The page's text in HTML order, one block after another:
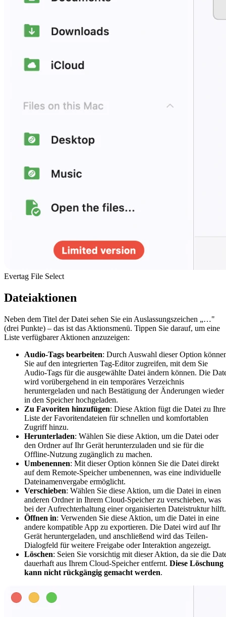
Evertag File Select
Dateiaktionen
Neben dem Titel der Datei sehen Sie ein Auslassungszeichen „…"
(drei Punkte) – das ist das Aktionsmenü. Tippen Sie darauf, um eine
Liste verfügbarer Aktionen anzuzeigen:
Audio-Tags bearbeiten: Durch Auswahl dieser Option
Sie auf den integrierten Tag-Editor zugreifen, mit dem Sie
Audio-Tags für die ausgewählte Datei ändern können. Die
wird vorübergehend in ein temporäres Verzeichnis
heruntergeladen und nach Bestätigung der Änderungen wieder
in den Speicher hochgeladen.
Zu Favoriten hinzufügen: Diese Aktion fügt die Datei zu
Liste der Favoritendateien für schnellen und komfortablen
Zugriff hinzu.
Herunterladen: Wählen Sie diese Aktion, um die Datei oder
den Ordner auf Ihr Gerät herunterzuladen und sie für die
Offline-Nutzung zugänglich zu machen.
Umbenennen: Mit dieser Option können Sie die Datei direkt
auf dem Remote-Speicher umbenennen, was eine individuelle
Dateinamenvergabe ermöglicht.
Verschieben: Wählen Sie diese Aktion, um die Datei in einen
anderen Ordner in Ihrem Cloud-Speicher zu verschieben, was
bei der Aufrechterhaltung einer organisierten Dateistruktur hilft.
Öffnen in: Verwenden Sie diese Aktion, um die Datei in eine
andere kompatible App zu exportieren. Die Datei wird auf Ihr
Gerät heruntergeladen, und anschließend wird das Teilen-
Dialogfeld für weitere Freigabe oder Interaktion angezeigt.
Löschen: Seien Sie vorsichtig mit dieser Aktion, da sie die
dauerhaft aus Ihrem Cloud-Speicher entfernt. Diese Löschung
kann nicht rückgängig gemacht werden.